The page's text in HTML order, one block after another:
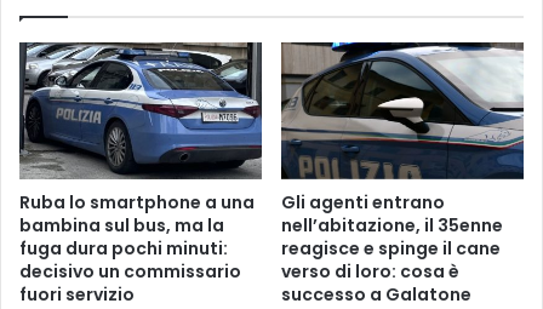
Ruba lo smartphone a una
bambina sul bus, ma la
fuga dura pochi minuti:
decisivo un commissario
fuori servizio
Gli agenti entrano
nell’abitazione, il 35enne
reagisce e spinge il cane
verso di loro: cosa è
successo a Galatone